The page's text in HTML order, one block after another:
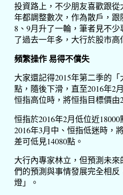
投資路上，不少朋友喜歡跟
年都調整數次，作為散戶，
8、9月升了一輪，筆者見不
了過去一年多，大行於股市高
頻繁操作 易得不償失
大家還記得2015年第二季的
點，隨後下滑，直至2016年2
恒指高位時，將恒指目標價由
恒指於2016年2月低位近
2016年3月中、恒指低迷時，
差可低見14080點。
大行內專家林立，但預測未
們的預測與事情發展完全相
燈」。